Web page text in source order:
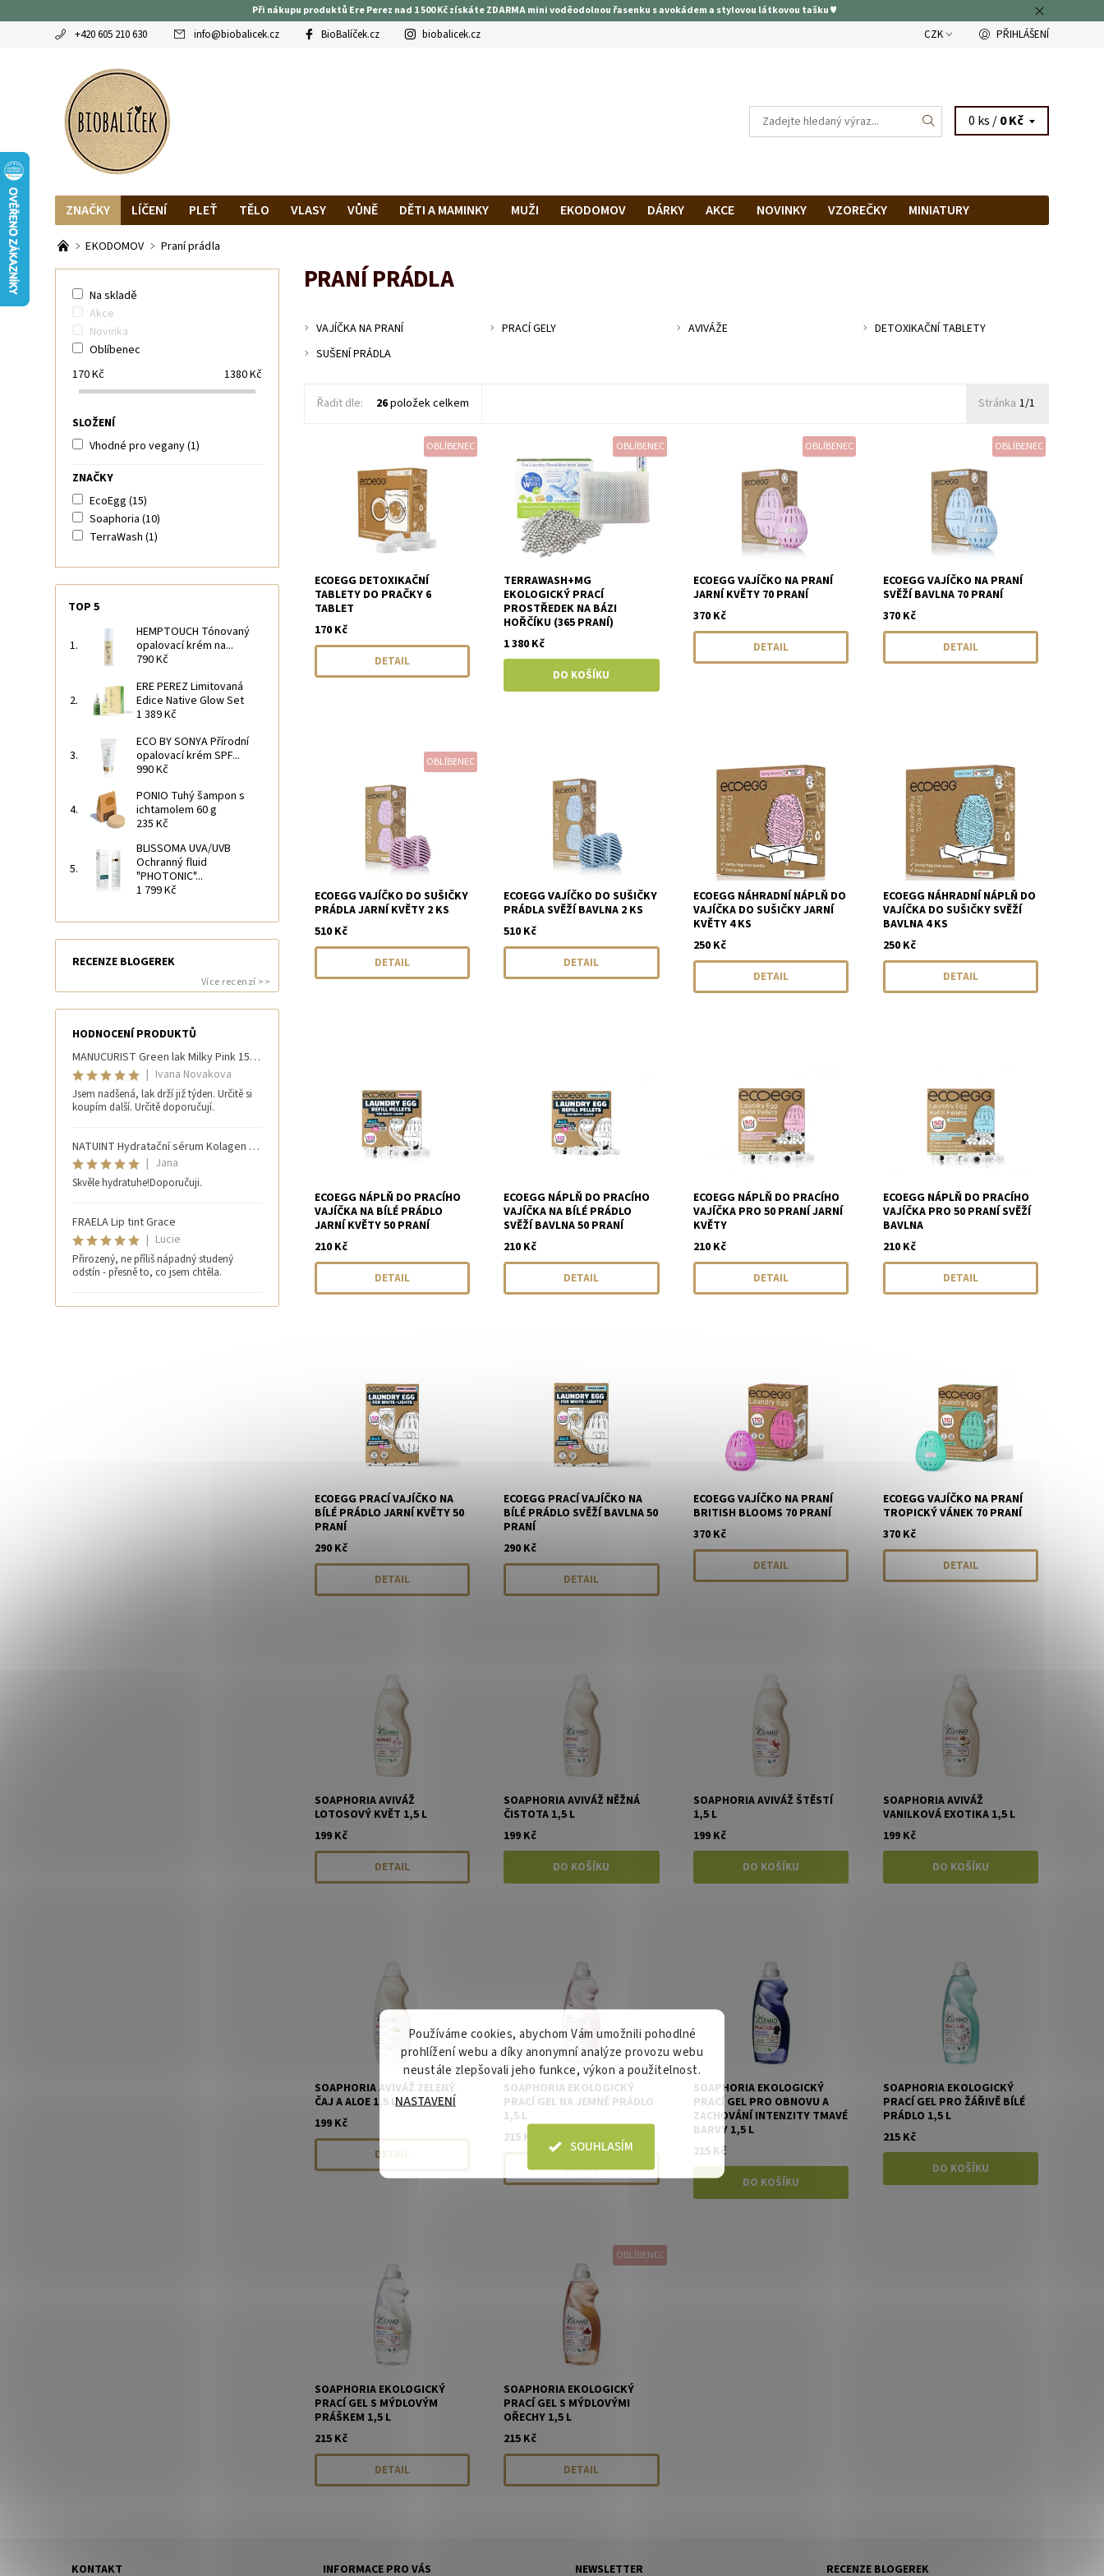
Při nákupu produktů Ere Perez nad 1 500 Kč získáte ZDARMA mini voděodolnou řasenku s avokádem a stylovou látkovou tašku ♥
+420 605 210 630 info@biobalicek.cz BioBalíček.cz biobalicek.cz CZK PŘIHLÁŠENÍ
0 ks /0 Kč
ZNAČKY LÍČENÍ PLEŤ TĚLO VLASY VŮNĚ DĚTI A MAMINKY MUŽI EKODOMOV DÁRKY AKCE NOVINKY VZOREČKY
MINIATURY
OBLÍBENCI
MAGAZÍN RECENZE BLOGEREK
EKODOMOV Praní prádla
PRANÍ PRÁDLA
VAJÍČKA NA PRANÍ PRACÍ GELY AVIVÁŽE
DETOXIKAČNÍ TABLETY
SUŠENÍ PRÁDLA
Řadit dle: 26položek celkem Stránka 1/1
OBLÍBENEC
ECOEGG DETOXIKAČNÍ
TABLETY DO PRAČKY 6
TABLET
170 Kč
DETAIL
OBLÍBENEC
TERRAWASH+MG
EKOLOGICKÝ PRACÍ
PROSTŘEDEK NA BÁZI
HOŘČÍKU (365 PRANÍ)
1 380 Kč
OBLÍBENEC
ECOEGG VAJÍČKO NA PRANÍ
JARNÍ KVĚTY 70 PRANÍ
370 Kč
DETAIL
OBLÍBENEC
ECOEGG VAJÍČKO NA PRANÍ
SVĚŽÍ BAVLNA 70 PRANÍ
370 Kč
DETAIL
OBLÍBENEC
ECOEGG VAJÍČKO DO SUŠIČKY
PRÁDLA JARNÍ KVĚTY 2 KS
510 Kč
DETAIL
ECOEGG VAJÍČKO DO SUŠIČKY
PRÁDLA SVĚŽÍ BAVLNA 2 KS
510 Kč
DETAIL
ECOEGG NÁHRADNÍ NÁPLŇ DO
VAJÍČKA DO SUŠIČKY JARNÍ
KVĚTY 4 KS
250 Kč
DETAIL
ECOEGG NÁHRADNÍ NÁPLŇ DO
VAJÍČKA DO SUŠIČKY SVĚŽÍ
BAVLNA 4 KS
250 Kč
DETAIL
ECOEGG NÁPLŇ DO PRACÍHO
VAJÍČKA NA BÍLÉ PRÁDLO
JARNÍ KVĚTY 50 PRANÍ
210 Kč
DETAIL
ECOEGG NÁPLŇ DO PRACÍHO
VAJÍČKA NA BÍLÉ PRÁDLO
SVĚŽÍ BAVLNA 50 PRANÍ
210 Kč
DETAIL
ECOEGG NÁPLŇ DO PRACÍHO
VAJÍČKA PRO 50 PRANÍ JARNÍ
KVĚTY
210 Kč
DETAIL
ECOEGG NÁPLŇ DO PRACÍHO
VAJÍČKA PRO 50 PRANÍ SVĚŽÍ
BAVLNA
210 Kč
DETAIL
ECOEGG PRACÍ VAJÍČKO NA
BÍLÉ PRÁDLO JARNÍ KVĚTY 50
PRANÍ
290 Kč
DETAIL
ECOEGG PRACÍ VAJÍČKO NA
BÍLÉ PRÁDLO SVĚŽÍ BAVLNA 50
PRANÍ
290 Kč
DETAIL
ECOEGG VAJÍČKO NA PRANÍ
BRITISH BLOOMS 70 PRANÍ
370 Kč
DETAIL
ECOEGG VAJÍČKO NA PRANÍ
TROPICKÝ VÁNEK 70 PRANÍ
370 Kč
DETAIL
SOAPHORIA AVIVÁŽ
LOTOSOVÝ KVĚT 1,5 L
199 Kč
DETAIL
SOAPHORIA AVIVÁŽ NĚŽNÁ
ČISTOTA 1,5 L
199 Kč
SOAPHORIA AVIVÁŽ ŠTĚSTÍ
1,5 L
199 Kč
SOAPHORIA AVIVÁŽ
VANILKOVÁ EXOTIKA 1,5 L
199 Kč
SOAPHORIA AVIVÁŽ ZELENÝ
ČAJ A ALOE 1,5 L
199 Kč
DETAIL
SOAPHORIA EKOLOGICKÝ
PRACÍ GEL NA JEMNÉ PRÁDLO
1,5 L
215 Kč
DETAIL
SOAPHORIA EKOLOGICKÝ
PRACÍ GEL PRO OBNOVU A
ZACHOVÁNÍ INTENZITY TMAVÉ
BARVY 1,5 L
215 Kč
SOAPHORIA EKOLOGICKÝ
PRACÍ GEL PRO ŽÁŘIVĚ BÍLÉ
PRÁDLO 1,5 L
215 Kč
SOAPHORIA EKOLOGICKÝ
PRACÍ GEL S MÝDLOVÝM
PRÁŠKEM 1,5 L
215 Kč
DETAIL
OBLÍBENEC
SOAPHORIA EKOLOGICKÝ
PRACÍ GEL S MÝDLOVÝMI
OŘECHY 1,5 L
215 Kč
DETAIL
Na skladě
Akce
Novinka
Oblíbenec
170Kč 1380Kč
SLOŽENÍ
Vhodné pro vegany(1)
ZNAČKY
EcoEgg (15)
Soaphoria (10)
TerraWash (1)
TOP 5
HEMPTOUCH Tónovaný
opalovací krém na...
790 Kč
ERE PEREZ Limitovaná
Edice Native Glow Set
1 389 Kč
ECO BY SONYA Přírodní
opalovací krém SPF...
990 Kč
PONIO Tuhý šampon s
ichtamolem 60 g
235 Kč
BLISSOMA UVA/UVB
Ochranný fluid
"PHOTONIC"...
1 799 Kč
RECENZE BLOGEREK
Více recenzí >>
HODNOCENÍ PRODUKTŮ
MANUCURIST Green lak Milky Pink 15 ml
| Ivana Novakova
Jsem nadšená, lak drží již týden. Určitě si
koupím další. Určitě doporučují.
NATUINT Hydratační sérum Kolagen 30 ml
| Jana
Skvěle hydratuhe!Doporučuji.
FRAELA Lip tint Grace
| Lucie
Přirozený, ne příliš nápadný studený
odstín - přesně to, co jsem chtěla.
KONTAKT INFORMACE PRO VÁS NEWSLETTER RECENZE BLOGEREK
Používáme cookies, abychom Vám umožnili pohodlné
prohlížení webu a díky anonymní analýze provozu webu
neustále zlepšovali jeho funkce, výkon a použitelnost.
NASTAVENÍ
SOUHLASÍM